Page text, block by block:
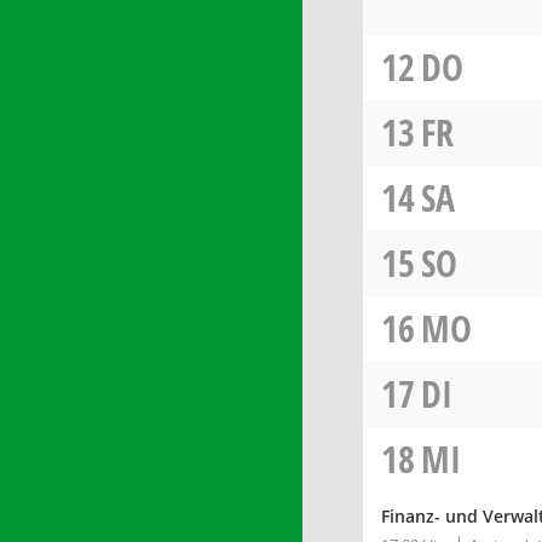
12DO
13FR
14SA
15SO
16MO
17DI
18MI
Finanz- und